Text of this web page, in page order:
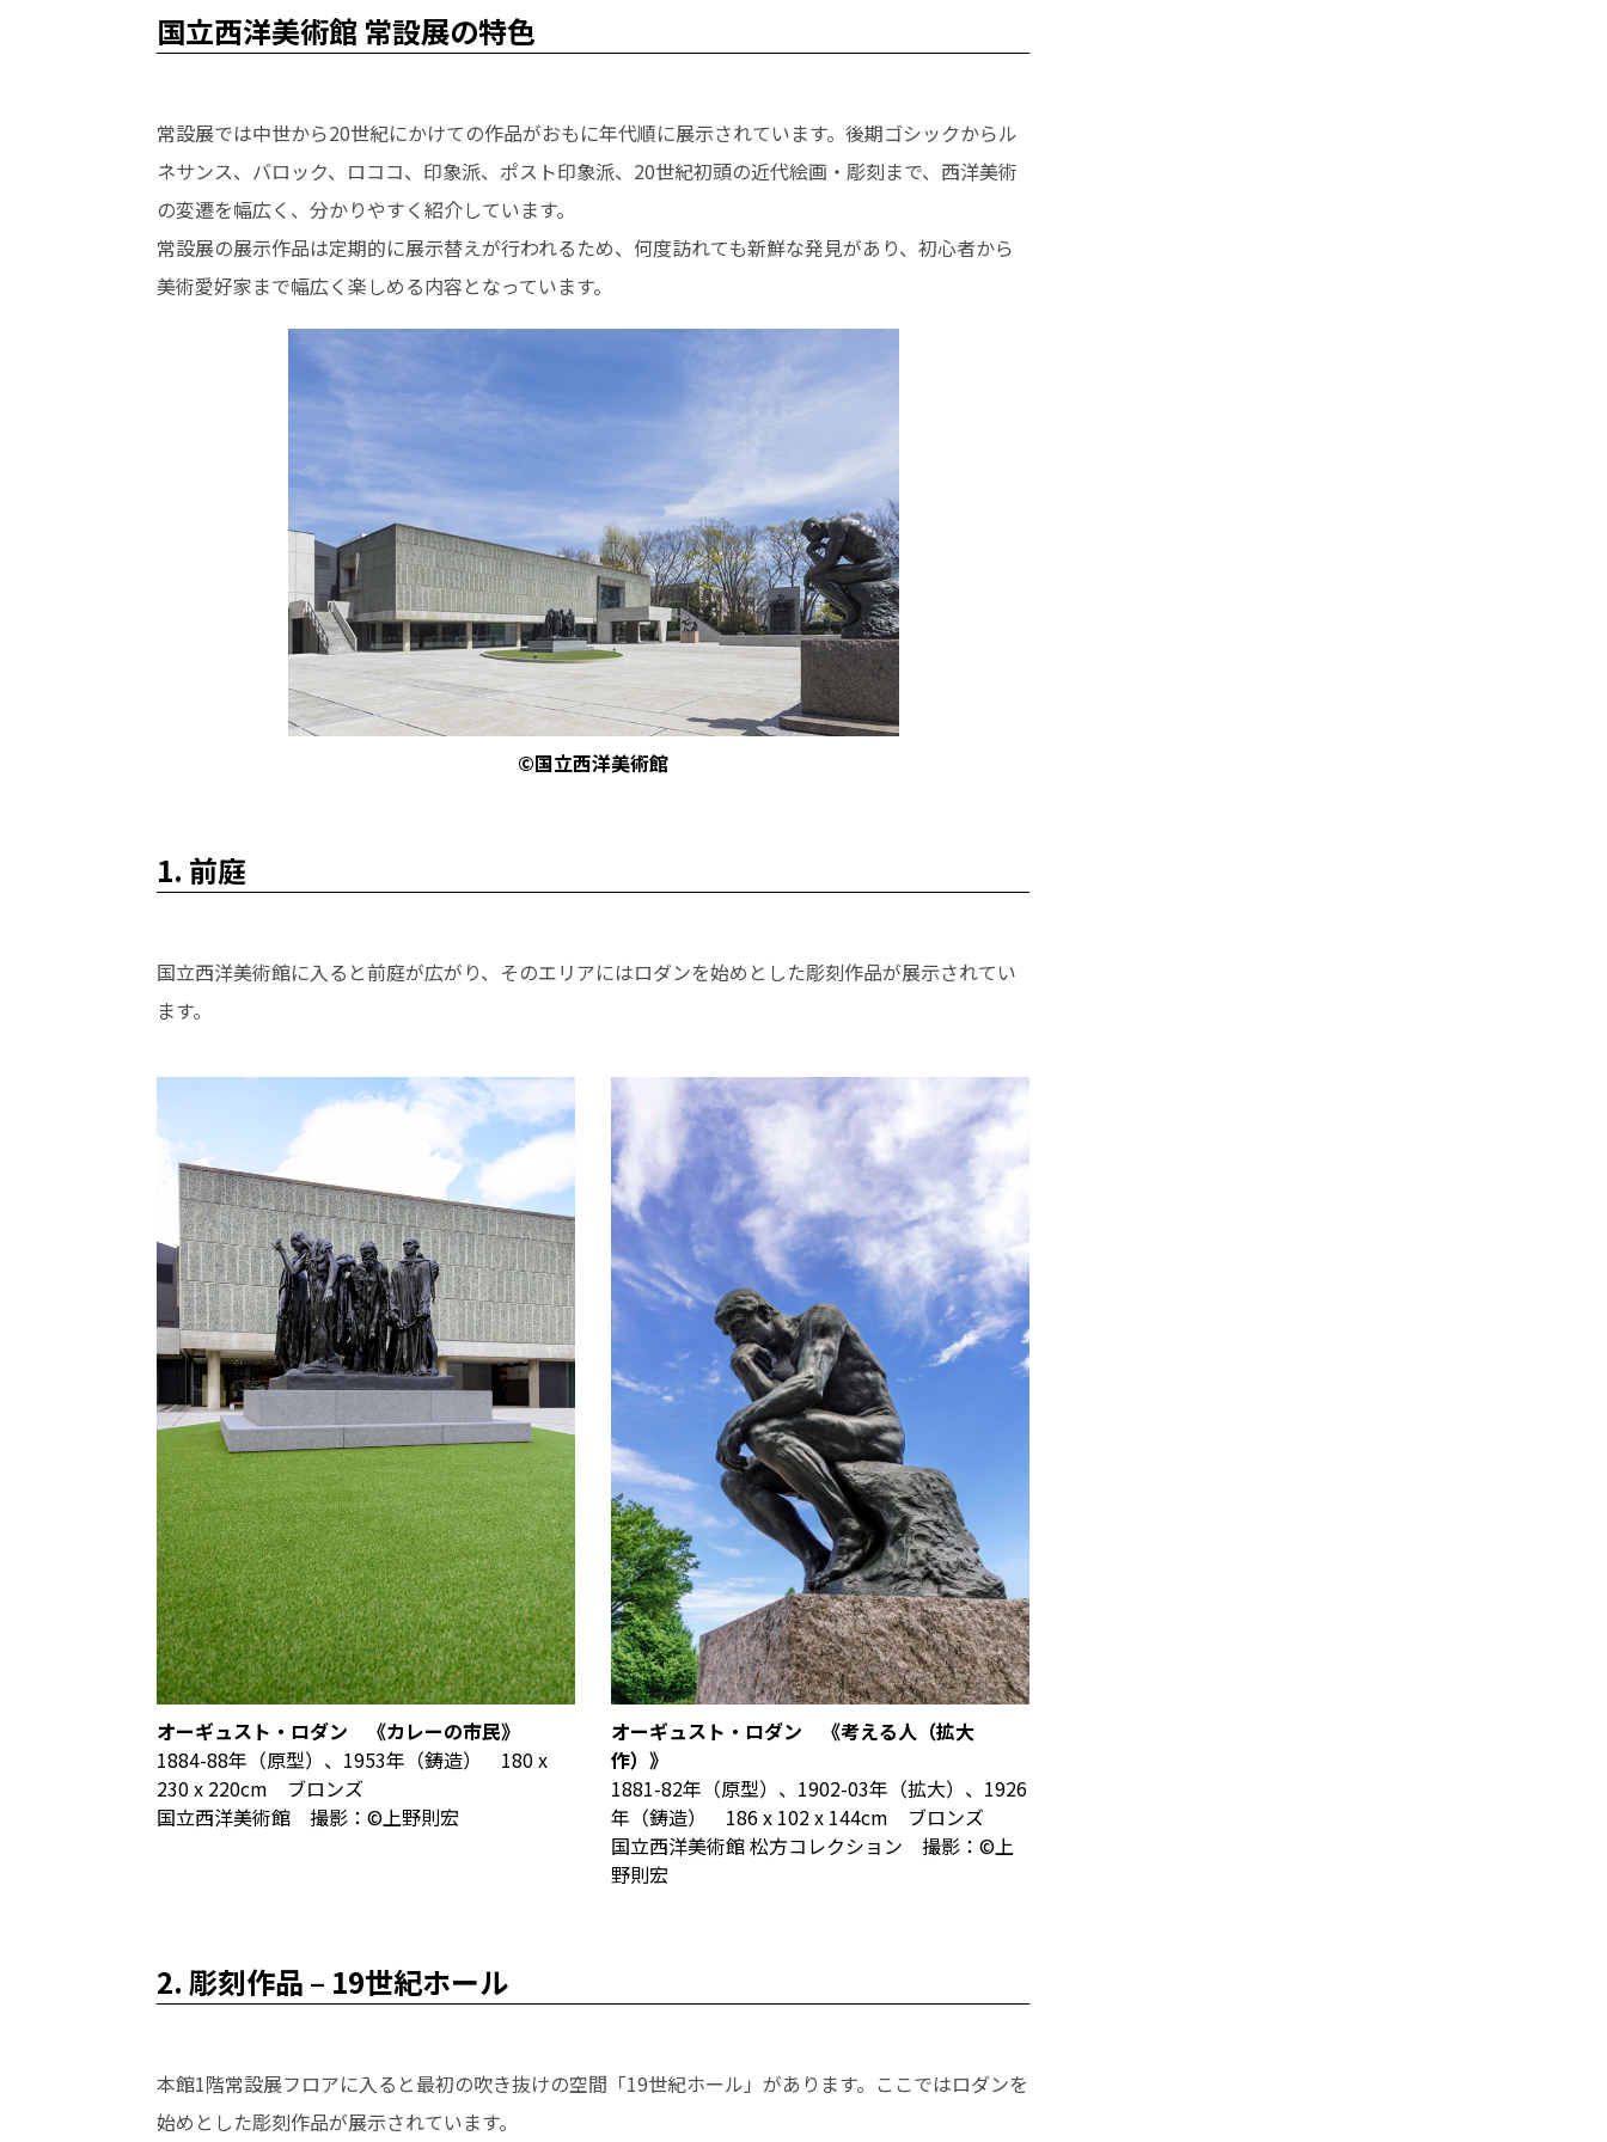
国立西洋美術館 常設展の特色
常設展では中世から20世紀にかけての作品がおもに年代順に展示されています。後期ゴシックからル
ネサンス、バロック、ロココ、印象派、ポスト印象派、20世紀初頭の近代絵画・彫刻まで、西洋美術
の変遷を幅広く、分かりやすく紹介しています。
​​常設展の展示作品は定期的に展示替えが行われるため、何度訪れても新鮮な発見があり、初心者から
美術愛好家まで幅広く楽しめる内容となっています。
©国立西洋美術館
1. 前庭
国立西洋美術館に入ると前庭が広がり、そのエリアにはロダンを始めとした彫刻作品が展示されてい
ます。
オーギュスト・ロダン 《カレーの市民》
1884-88年（原型）、1953年（鋳造） 180 x
230 x 220cm ブロンズ
国立西洋美術館 撮影：©上野則宏
オーギュスト・ロダン 《考える人（拡大
作）》
1881-82年（原型）、1902-03年（拡大）、1926
年（鋳造） 186 x 102 x 144cm ブロンズ
国立西洋美術館 松方コレクション 撮影：©上
野則宏
2. 彫刻作品 – 19世紀ホール
本館1階常設展フロアに入ると最初の吹き抜けの空間「19世紀ホール」があります。ここではロダンを
始めとした彫刻作品が展示されています。